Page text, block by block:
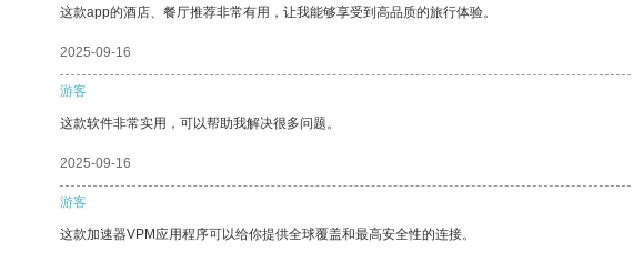
这款app的酒店、餐厅推荐非常有用，让我能够享受到高品质的旅行体验。
2025-09-16
游客
这款软件非常实用，可以帮助我解决很多问题。
2025-09-16
游客
这款加速器VPM应用程序可以给你提供全球覆盖和最高安全性的连接。